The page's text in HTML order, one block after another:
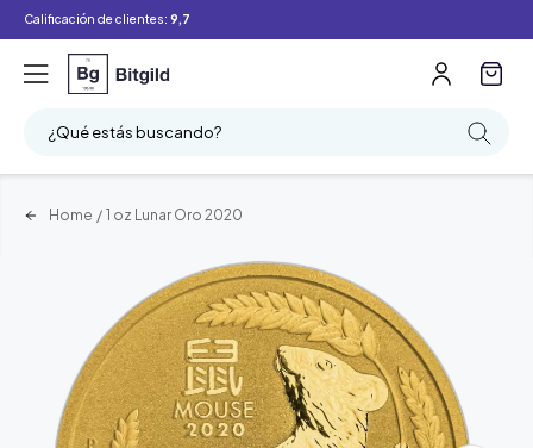
Calificación de clientes: 9,7
¿Qué estás buscando?
Home / 1 oz Lunar Oro 2020